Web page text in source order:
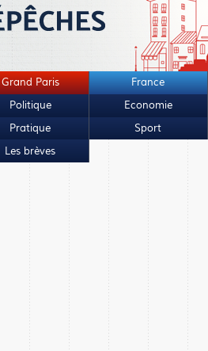
Grand Paris
France
Politique
Economie
Pratique
Sport
Les brèves